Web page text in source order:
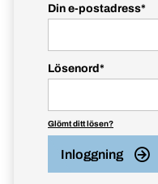
Din e-postadress*
Lösenord *
Glömt ditt lösen?
Inloggning